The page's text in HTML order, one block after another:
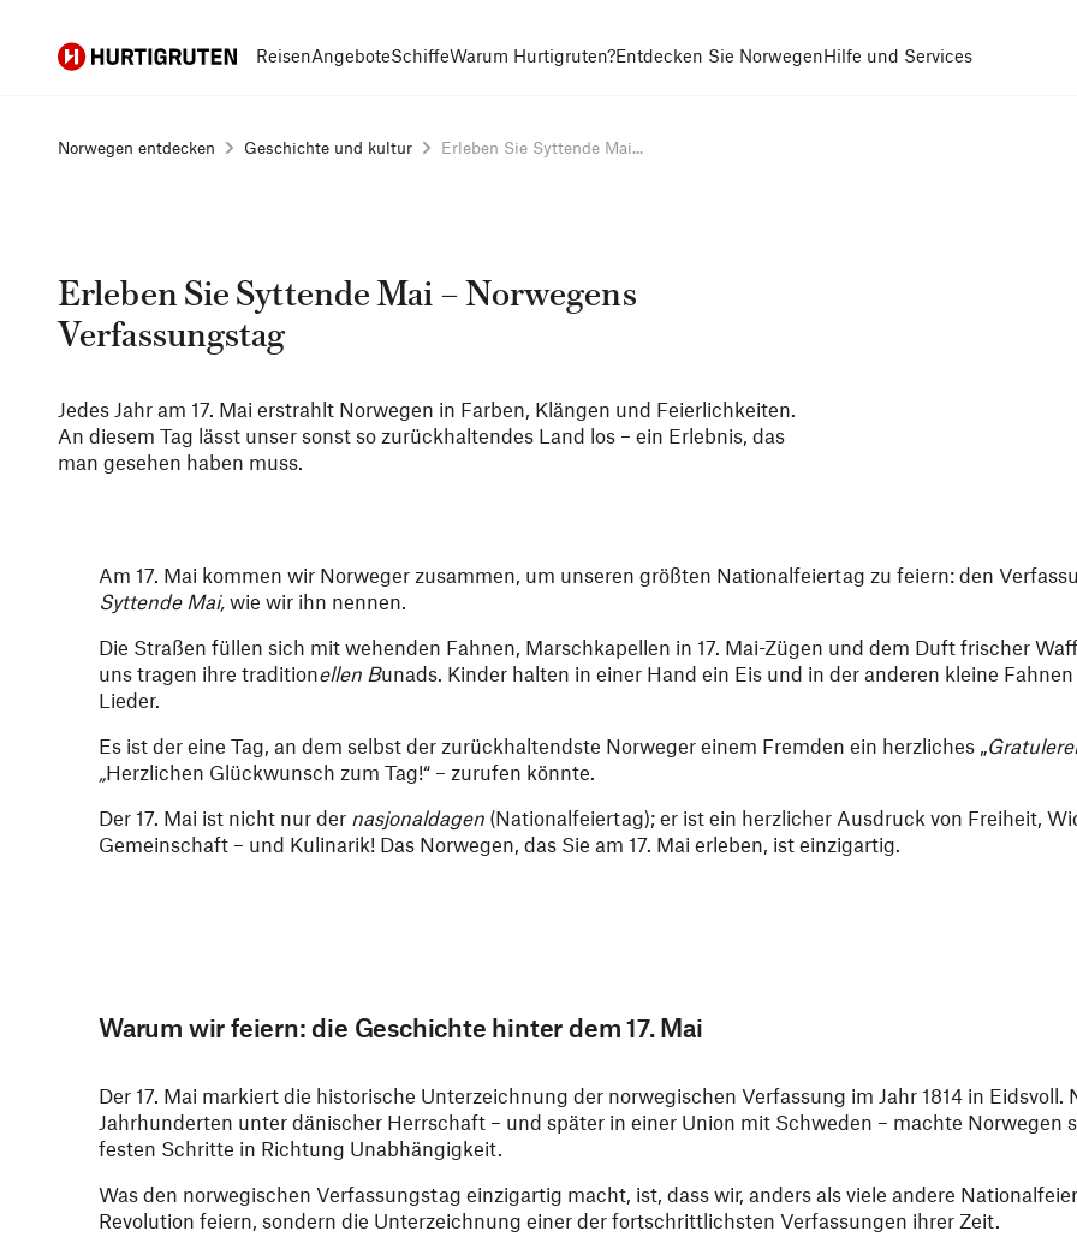
Hurtigruten ReisenAngeboteSchiffeWarum Hurtigruten?Entdecken Sie NorwegenHilfe und Services
Norwegen entdecken Geschichte und kultur Erleben Sie Syttende Mai...
Erleben Sie Syttende Mai – Norwegens
Verfassungstag
Jedes Jahr am 17. Mai erstrahlt Norwegen in Farben, Klängen und Feierlichkeiten.
An diesem Tag lässt unser sonst so zurückhaltendes Land los – ein Erlebnis, das
man gesehen haben muss.
Am 17. Mai kommen wir Norweger zusammen, um unseren größten Nationalfeiertag zu feiern: den
Syttende Mai, wie wir ihn nennen.
Die Straßen füllen sich mit wehenden Fahnen, Marschkapellen in 17. Mai-Zügen und dem Duft frischer
uns tragen ihre traditionellen Bunads. Kinder halten in einer Hand ein Eis und in der anderen kleine
Lieder.
Es ist der eine Tag, an dem selbst der zurückhaltendste Norweger einem Fremden ein herzliches „
„Herzlichen Glückwunsch zum Tag!“ – zurufen könnte.
Der 17. Mai ist nicht nur der nasjonaldagen (Nationalfeiertag); er ist ein herzlicher Ausdruck von Freiheit,
Gemeinschaft – und Kulinarik! Das Norwegen, das Sie am 17. Mai erleben, ist einzigartig.
Warum wir feiern: die Geschichte hinter dem 17. Mai
Der 17. Mai markiert die historische Unterzeichnung der norwegischen Verfassung im Jahr 1814 in Eidsvoll.
Jahrhunderten unter dänischer Herrschaft – und später in einer Union mit Schweden – machte Norwegen
festen Schritte in Richtung Unabhängigkeit.
Was den norwegischen Verfassungstag einzigartig macht, ist, dass wir, anders als viele andere
Revolution feiern, sondern die Unterzeichnung einer der fortschrittlichsten Verfassungen ihrer Zeit.